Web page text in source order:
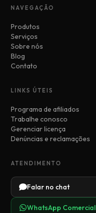
NAVEGAÇÃO
Produtos
Serviços
Sobre nós
Blog
Contato
LINKS ÚTEIS
Programa de afiliados
Trabalhe conosco
Gerenciar licença
Denúncias e reclamações
ATENDIMENTO
Falar no chat
WhatsApp Comercial